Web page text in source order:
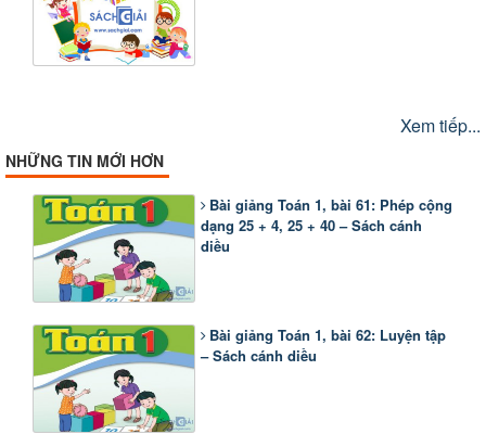
Xem tiếp...
NHỮNG TIN MỚI HƠN
Bài giảng Toán 1, bài 61: Phép cộng
dạng 25 + 4, 25 + 40 – Sách cánh
diều
Bài giảng Toán 1, bài 62: Luyện tập
– Sách cánh diều